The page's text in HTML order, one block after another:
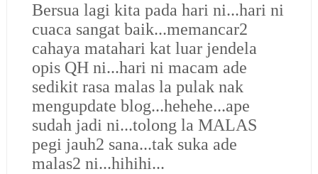
Bersua lagi kita pada hari ni...hari ni
cuaca sangat baik...memancar2
cahaya matahari kat luar jendela
opis QH ni...hari ni macam ade
sedikit rasa malas la pulak nak
mengupdate blog...hehehe...ape
sudah jadi ni...tolong la MALAS
pegi jauh2 sana...tak suka ade
malas2 ni...hihihi...